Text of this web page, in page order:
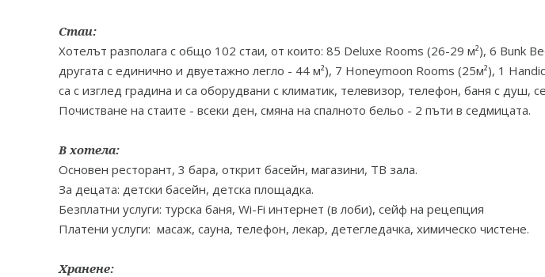
Стаи:
Хотелът разполага с общо 102 стаи, от които: 85 Deluxe Rooms (26-29 м²), 6 Bunk
другата с единично и двуетажно легло - 44 м²), 7 Honeymoon Rooms (25м²), 1
са с изглед градина и са оборудвани с климатик, телевизор, телефон, баня с
Почистване на стаите - всеки ден, смяна на спалното бельо - 2 пъти в седмицата.
В хотела:
Основен ресторант, 3 бара, открит басейн, магазини, ТВ зала.
За децата: детски басейн, детска площадка.
Безплатни услуги: турска баня, Wi-Fi интернет (в лоби), сейф на рецепция
Платени услуги: масаж, сауна, телефон, лекар, детегледачка, химическо чистене.
Хранене: